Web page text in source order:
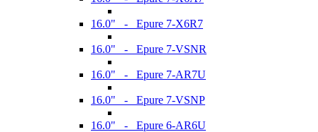
16.0" - Epure 7-X6R7
16.0" - Epure 7-VSNR
16.0" - Epure 7-AR7U
16.0" - Epure 7-VSNP
16.0" - Epure 6-AR6U